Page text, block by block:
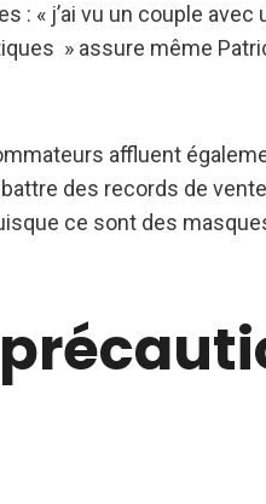
« j’ai vu un couple avec
» assure même
affluent
des records de
ce sont des